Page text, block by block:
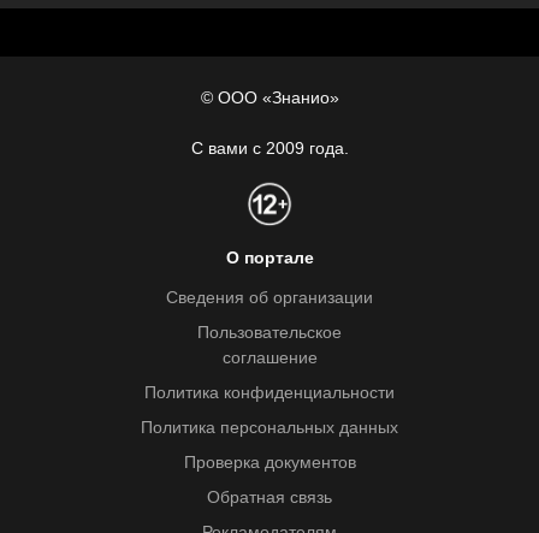
© ООО «Знанио»
С вами с 2009 года.
О портале
Сведения об организации
Пользовательское
соглашение
Политика конфиденциальности
Политика персональных данных
Проверка документов
Обратная связь